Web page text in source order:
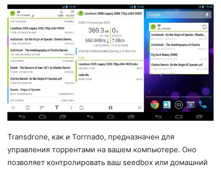
Transdrone, как и Torrnado, предназначен для
управления торрентами на вашем компьютере. Оно
позволяет контролировать ваш seedbox или домашний